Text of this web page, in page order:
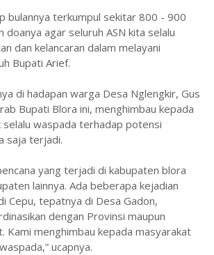
bulannya terkumpul sekitar 800 - 900
doanya agar seluruh ASN kita selalu
dan kelancaran dalam melayani
Bupati Arief.
di hadapan warga Desa Nglengkir, Gus
Bupati Blora ini, menghimbau kepada
selalu waspada terhadap potensi
saja terjadi.
yang terjadi di kabupaten blora
lainnya. Ada beberapa kejadian
Cepu, tepatnya di Desa Gadon,
dengan Provinsi maupun
Kami menghimbau kepada masyarakat
ucapnya.